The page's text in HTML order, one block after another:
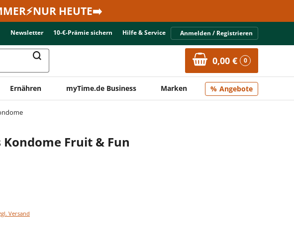
HEUTE➡️
Newsletter 10-€-Prämie sichern Hilfe & Service Anmelden / Registrieren
0,00 € 0
Ernähren myTime.de Business Marken Angebote
Kondome Fruit & Fun
Versand